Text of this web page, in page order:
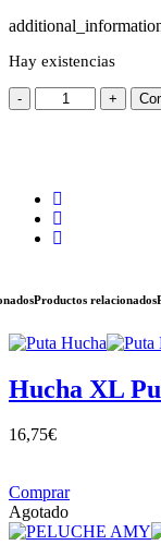
Hay existencias
- +
Productos relacionados
Hucha XL
16,75€
Comprar
Agotado